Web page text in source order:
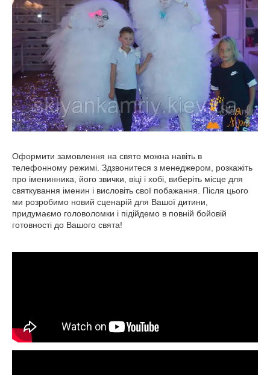
Оформити замовлення на свято можна навіть в
телефонному режимі. Здзвонитеся з менеджером, розкажіть
про іменинника, його звички, віці і хобі, виберіть місце для
святкування іменин і висловіть свої побажання. Після цього
ми розробимо новий сценарій для Вашої дитини,
придумаємо головоломки і підійдемо в повній бойовій
готовності до Вашого свята!